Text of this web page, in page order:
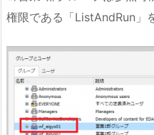
権限である「ListAndRun」